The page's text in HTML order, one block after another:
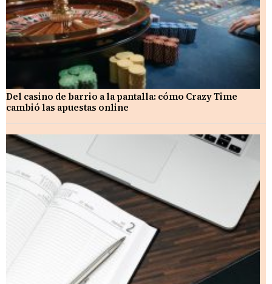
Del casino de barrio a la pantalla: cómo Crazy Time
cambió las apuestas online